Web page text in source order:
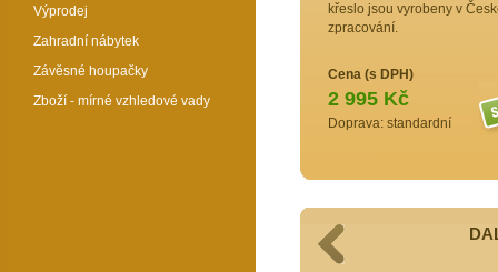
křeslo jsou vyrobeny v
zpracování.
Cena (s DPH)
2 995 Kč
Doprava: standardní
Výprodej
Zahradní nábytek
Závěsné houpačky
Zboží - mírné vzhledové vady